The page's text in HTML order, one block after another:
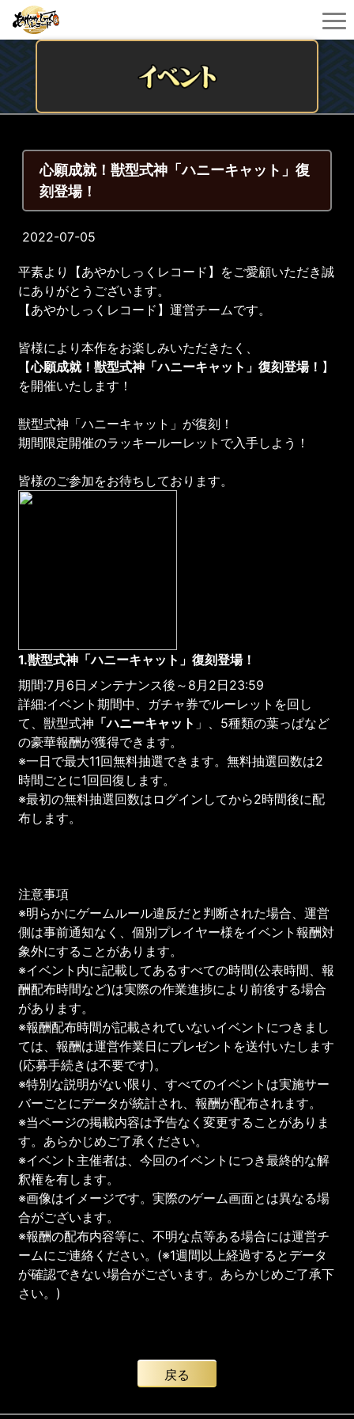
心願成就！獣型式神「ハニーキャット」復
刻登場！
2022-07-05
平素より【あやかしっくレコード】をご愛顧いただき誠
にありがとうございます。
【あやかしっくレコード】運営チームです。
皆様により本作をお楽しみいただきたく、
【心願成就！獣型式神「ハニーキャット」復刻登場！ 】
を開催いたします！
獣型式神「ハニーキャット」が復刻！
期間限定開催のラッキールーレットで入手しよう！
皆様のご参加をお待ちしております。
1.獣型式神「ハニーキャット 」復刻登場！
期間:7月6日メンテナンス後～8月2日23:59
詳細:イベント期間中、ガチャ券でルーレットを回し
て、獣型式神 「ハニーキャット 」、5種類の葉っぱなど
の豪華報酬が獲得できます。
※一日で最大11回無料抽選できます。無料抽選回数は2
時間ごとに1回回復します。
※最初の無料抽選回数はログインしてから2時間後に配
布します。
注意事項
※明らかにゲームルール違反だと判断された場合、運営
側は事前通知なく、個別プレイヤー様をイベント報酬対
象外にすることがあります。
※イベント内に記載してあるすべての時間(公表時間、報
酬配布時間など)は実際の作業進捗により前後する場合
があります。
※報酬配布時間が記載されていないイベントにつきまし
ては、報酬は運営作業日にプレゼントを送付いたします
(応募手続きは不要です)。
※特別な説明がない限り、すべてのイベントは実施サー
バーごとにデータが統計され、報酬が配布されます。
※当ページの掲載内容は予告なく変更することがありま
す。あらかじめご了承ください。
※イベント主催者は、今回のイベントにつき最終的な解
釈権を有します。
※画像はイメージです。実際のゲーム画面とは異なる場
合がございます。
※報酬の配布内容等に、不明な点等ある場合には運営チ
ームにご連絡ください。(※1週間以上経過するとデータ
が確認できない場合がございます。あらかじめご了承下
さい。)
戻る